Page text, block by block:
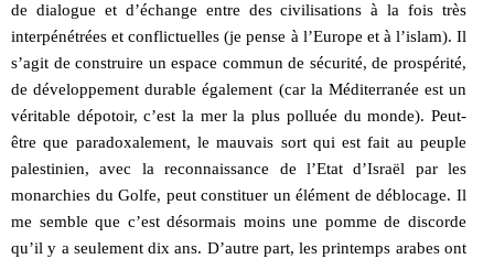
de dialogue et d’échange entre des civilisations à la fois très
interpénétrées et conflictuelles (je pense à l’Europe et à l’islam). Il
s’agit de construire un espace commun de sécurité, de prospérité,
de développement durable également (car la Méditerranée est un
véritable dépotoir, c’est la mer la plus polluée du monde). Peut-
être que paradoxalement, le mauvais sort qui est fait au peuple
palestinien, avec la reconnaissance de l’Etat d’Israël par les
monarchies du Golfe, peut constituer un élément de déblocage. Il
me semble que c’est désormais moins une pomme de discorde
qu’il y a seulement dix ans. D’autre part, les printemps arabes ont